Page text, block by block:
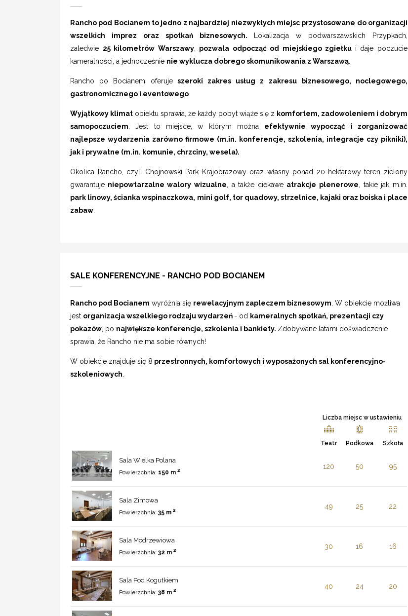
Rancho pod Bocianem to jedno z najbardziej niezwykłych miejsc przystosowane do organizacji
wszelkich imprez oraz spotkań biznesowych.
Lokalizacja w podwarszawskich Przypkach,
zaledwie 25 kilometrów Warszawy, pozwala odpocząć od miejskiego zgiełku i daje poczucie
kameralności, a jednocześnie nie wyklucza dobrego skomunikowania z Warszawą
Rancho po Bocianem oferujeszeroki zakres usług z zakresu biznesowego, noclegowego,
gastronomicznego i eventowego
Wyjątkowy klimat obiektu sprawia, że każdy pobyt wiąże się z komfortem, zadowoleniem i dobrym
samopoczuciem . Jest to miejsce, w którym można efektywnie wypocząć i zorganizować
najlepsze wydarzenia zarówno firmowe (m.in. konferencje, szkolenia, integracje czy pikniki),
jak i prywatne (m.in. komunie, chrzciny, wesela).
Okolica Rancho, czyli Chojnowski Park Krajobrazowy oraz własny ponad 20-hektarowy teren zielony
gwarantuje niepowtarzalne walory wizualne , a także ciekawe atrakcje plenerowe , takie jak m.in.
park linowy, ścianka wspinaczkowa, mini golf, tor quadowy, strzelnice, kajaki oraz boiska i place
zabaw
SALE KONFERENCYJNE - RANCHO POD BOCIANEM
Rancho pod Bocianem wyróżnia się rewelacyjnym zapleczem biznesowym . W obiekcie możliwa
jest organizacja wszelkiego rodzaju wydarzeń - od kameralnych spotkań, prezentacji czy
pokazów , po największe konferencje, szkolenia i bankiety. Zdobywane latami doświadczenie
sprawia, że Rancho nie ma sobie równych!
W obiekcie znajduje się 8 przestronnych, komfortowych i wyposażonych sal konferencyjno-
szkoleniowych
Liczba miejsc w ustawieniu
Teatr Podkowa Szkoła
Sala Wielka Polana
Powierzchnia: 150 m 2 120 50 95
Sala Zimowa
Powierzchnia: 35 m 2 49 25 22
Sala Modrzewiowa
Powierzchnia: 32 m 2 30 16 16
Sala Pod Kogutkiem
Powierzchnia: 38 m 2 40 24 20